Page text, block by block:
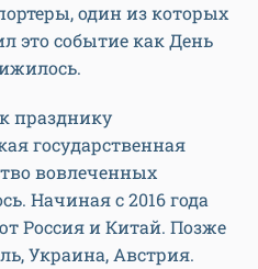
один из которых
это событие как День
празднику
государственная
вовлеченных
Начиная с 2016 года
Россия и Китай. Позже
Украина, Австрия.